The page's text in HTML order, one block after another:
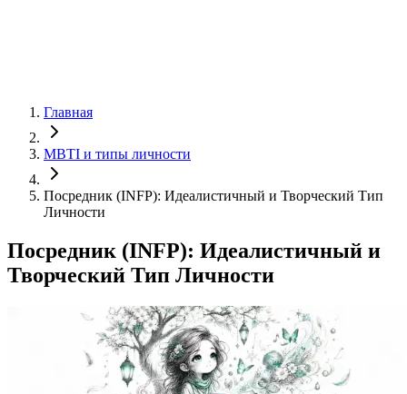
Главная
MBTI и типы личности
Посредник (INFP): Идеалистичный и Творческий Тип
Личности
Посредник (INFP): Идеалистичный и
Творческий Тип Личности